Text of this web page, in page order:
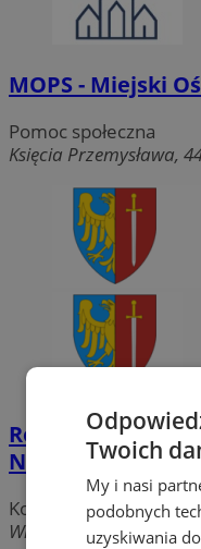
MOPS - Miejski
Pomoc społeczna
Księcia Przemysława,
Rowień - Kościół
Najświętszej
Kościoły i Parafie
Wiśniowa, 44-240 Żory
Twoich
My i nasi
podobnych
uzyskiwania